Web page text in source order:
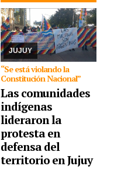
JUJUY
“Se está violando la
Constitución Nacional”
Las comunidades
indígenas
lideraron la
protesta en
defensa del
territorio en Jujuy
los sectores sociales de
la provincia confluyeron
en San Salvador para r
...
07/08/2026 La actividad
se desarrollará esta
tarde en CAJA. Se